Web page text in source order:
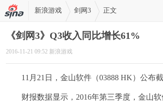
新浪游戏 剑网3 正文
《剑网3》Q3收入同比增长61%
2016-11-21 09:52 新浪游戏
11月21日，金山软件（03888 HK）公布截
财报数据显示，2016年第三季度，金山软